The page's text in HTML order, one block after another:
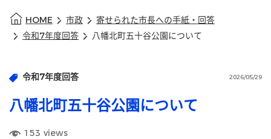
HOME 市政
寄せられた市長への手紙・回答
令和7年度回答
八幡北町五十谷公園について
令和7年度回答 2026/05/29
八幡北町五十谷公園について
153 views